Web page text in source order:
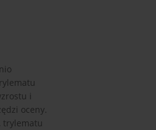
i
oceny.
trylematu